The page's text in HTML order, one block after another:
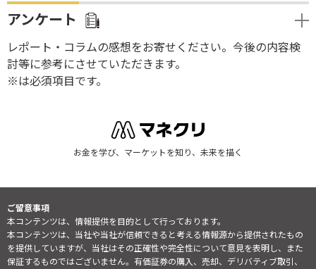
アンケート
レポート・コラムの感想をお寄せください。今後の内容検
討等に参考にさせていただきます。
※は必須項目です。
お金を学び、マーケットを知り、未来を描く
ご留意事項
本コンテンツは、情報提供を目的として行っております。
本コンテンツは、当社や当社が信頼できると考える情報源から提供されたもの
を提供していますが、当社はその正確性や完全性について意見を表明し、また
保証するものではございません。有価証券の購入、売却、デリバティブ取引、